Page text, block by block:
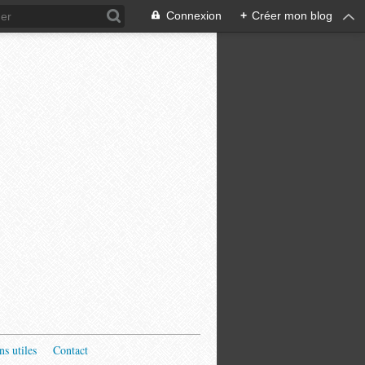
Connexion + Créer mon blog
utiles Contact